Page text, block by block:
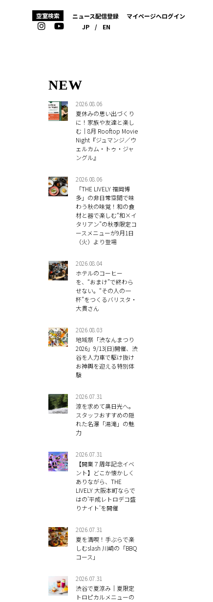
空室検索 ニュース配信登録
マイページへログイン
JP
/ EN
NEW
2026.08.06
夏休みの思い出づくり
に！家族や友達と楽し
む｜8月 Rooftop Movie
Night『ジュマンジ／ウ
ェルカム・トゥ・ジャ
ングル』
2026.08.06
「THE LIVELY 福岡博
多」の非日常空間で味
わう秋の味覚！和の食
材と器で楽しむ“和×イ
タリアン”の秋季限定コ
ースメニューが9月1日
（火）より登場
2026.08.04
ホテルのコーヒー
を、“おまけ”で終わら
せない。“その人の一
杯”をつくるバリスタ・
大貫さん
2026.08.03
地域祭「渋なんまつり
2026」9/13(日)開催、渋
谷を人力車で駆け抜け
お神輿を迎える特別体
験
2026.07.31
涼を求めて奥日光へ。
スタッフおすすめの隠
れた名瀑「湯滝」の魅
力
2026.07.31
【開業７周年記念イベ
ント】どこか懐かしく
ありながら、THE
LIVELY 大阪本町ならで
はの’平成レトロデコ盛
りナイト’を開催
2026.07.31
夏を満喫！手ぶらで楽
しむslash 川崎の「BBQ
コース」
2026.07.31
渋谷で夏涼み｜夏限定
トロピカルメニューの